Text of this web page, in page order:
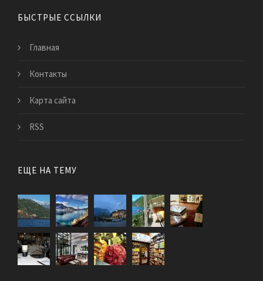
БЫСТРЫЕ ССЫЛКИ
Главная
Контакты
Карта сайта
RSS
ЕЩЕ НА ТЕМУ